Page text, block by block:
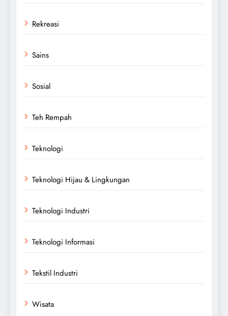
Rekreasi
Sains
Sosial
Teh Rempah
Teknologi
Teknologi Hijau & Lingkungan
Teknologi Industri
Teknologi Informasi
Tekstil Industri
Wisata